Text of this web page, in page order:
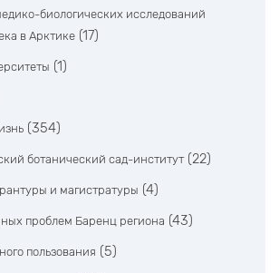
биологических исследований
в Арктике (17)
(1)
(354)
ботанический сад-институт (22)
и магистратуры (4)
проблем Баренц региона (43)
пользования (5)